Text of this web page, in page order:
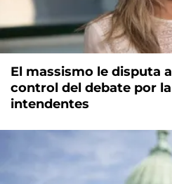
El massismo le disputa
control del debate por
intendentes